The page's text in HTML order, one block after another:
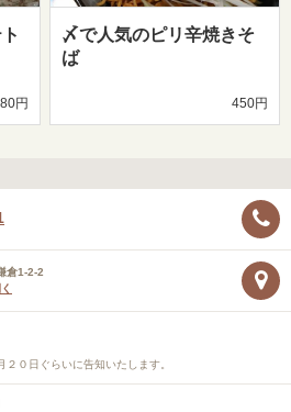
円
〆で人気のピリ辛焼きそ
ば
450円
倉1-2-2
２０日ぐらいに告知いたします。